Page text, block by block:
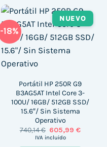
-18%
NUEVO
Portátil HP 250R G9
B3AG5AT Intel Core 3-
100U/ 16GB/ 512GB SSD/
15.6″/ Sin Sistema
Operativo
740,14€ El
precio
605,99€El
IVA incluido